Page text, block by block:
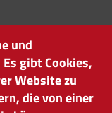
und
gibt Cookies,
Website zu
die von einer